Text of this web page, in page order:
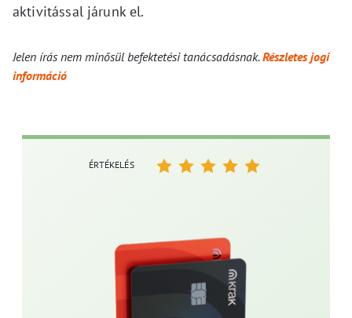
aktivitással járunk el.
Jelen írás nem minősül befektetési tanácsadásnak.Részletes jogi
információ
ÉRTÉKELÉS